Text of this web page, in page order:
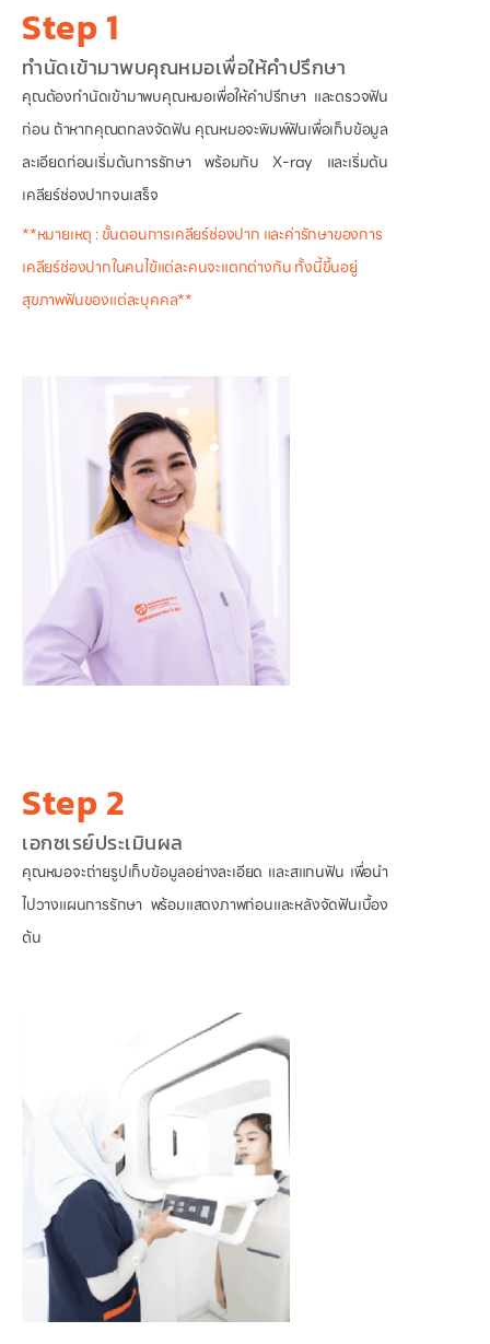
Step 1
ทำนัดเข้ามาพบคุณหมอเพื่อให้คำปรึกษา
คุณต้องทำนัดเข้ามาพบคุณหมอเพื่อให้คำปรึกษา และตรวจฟัน
ก่อน ถ้าหากคุณตกลงจัดฟัน คุณหมอจะพิมพ์ฟันเพื่อเก็บข้อมูล
ละเอียดก่อนเริ่มต้นการรักษา พร้อมกับ X-ray และเริ่มต้น
เคลียร์ช่องปากจนเสร็จ
**หมายเหตุ : ขั้นตอนการเคลียร์ช่องปาก และค่ารักษาของการ
เคลียร์ช่องปากในคนไข้แต่ละคนจะแตกต่างกัน ทั้งนี้ขึ้นอยู่
สุขภาพฟันของแต่ละบุคคล**
Step 2
เอกซเรย์ประเมินผล
คุณหมอจะถ่ายรูปเก็บข้อมูลอย่างละเอียด และสแกนฟัน เพื่อนำ
ไปวางแผนการรักษา พร้อมแสดงภาพก่อนและหลังจัดฟันเบื้อง
ต้น